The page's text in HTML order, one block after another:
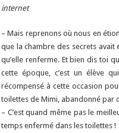
internet
– Mais reprenons où nous en
que la chambre des secrets
qu’elle renferme. Et bien dis toi
cette époque, c’est un élève
récompensé à cette occasion
toilettes de Mimi, abandonné par
– C’est quand même pas le
temps enfermé dans les toilettes !